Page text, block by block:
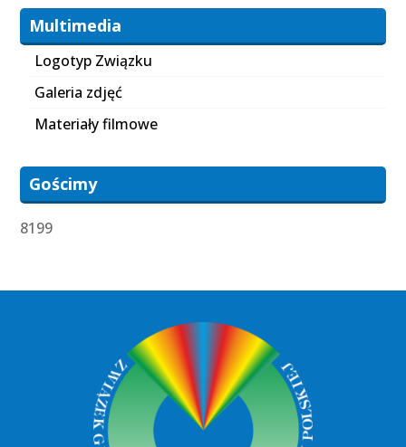
Multimedia
Logotyp Związku
Galeria zdjęć
Materiały filmowe
Gościmy
8199